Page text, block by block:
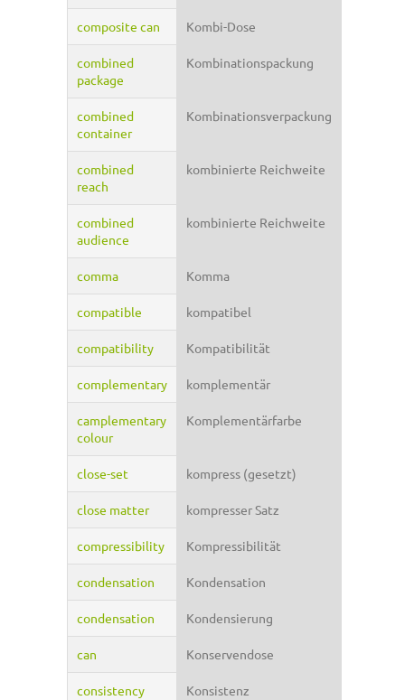
composite can Kombi-Dose
combined
package
Kombinationspackung
combined
container
Kombinationsverpackung
combined
reach
kombinierte Reichweite
combined
audience
kombinierte Reichweite
comma Komma
compatible kompatibel
compatibility Kompatibilität
complementary komplementär
camplementary
colour
Komplementärfarbe
close-set kompress (gesetzt)
close matter kompresser Satz
compressibility Kompressibilität
condensation Kondensation
condensation Kondensierung
can Konservendose
consistency Konsistenz